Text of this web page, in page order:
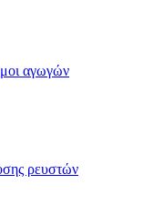
αγωγών
ρευστών